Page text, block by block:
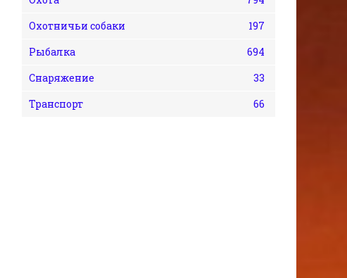
Охотничьи собаки
197
Рыбалка
694
Снаряжение
33
Транспорт
66